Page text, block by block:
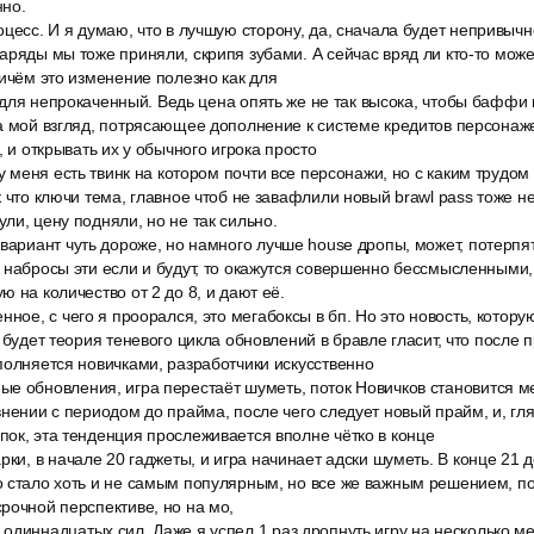
И я думаю, что в лучшую сторону, да, сначала будет
мы тоже приняли, скрипя зубами. А сейчас вряд ли кто-то
это изменение полезно как для
для непрокаченный. Ведь цена опять же не так высока, чтобы баффи
взгляд, потрясающее дополнение к системе кредитов
открывать их у обычного игрока просто
меня есть твинк на котором почти все персонажи, но с каким
что ключи тема, главное чтоб не завафлили новый brawl pass тоже
цену подняли, но не так сильно.
чуть дороже, но намного лучше house дропы, может,
эти если и будут, то окажутся совершенно
на количество от 2 до 8, и дают её.
с чего я проорался, это мегабоксы в бп. Но это новость,
теория теневого цикла обновлений в бравле гласит, что после
новичками, разработчики искусственно
обновления, игра перестаёт шуметь, поток Новичков становится
с периодом до прайма, после чего следует новый прайм, и,
эта тенденция прослеживается вполне чётко в конце
в начале 20 гаджеты, и игра начинает адски шуметь. В конце 21
стало хоть и не самым популярным, но все же важным решением,
перспективе, но на мо,